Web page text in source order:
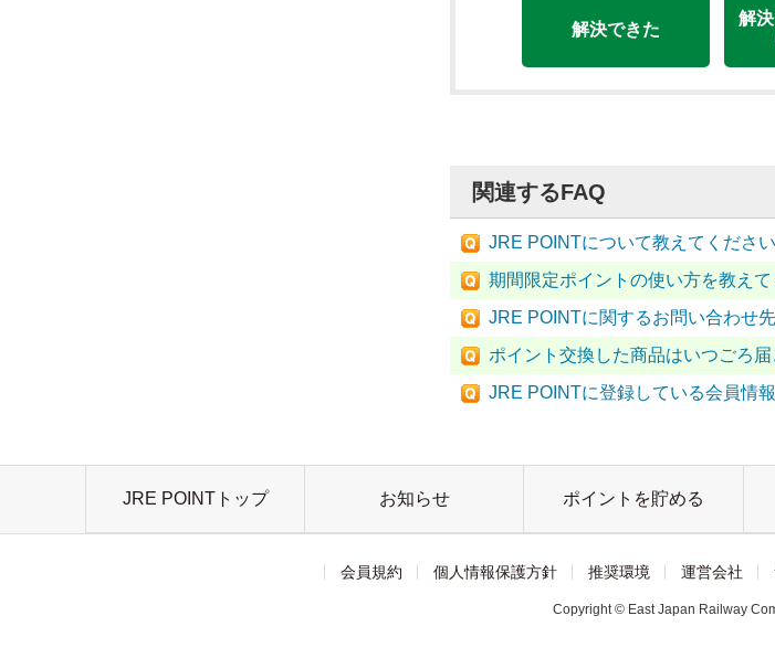
解決できた
解
関連するFAQ
JRE POINTについて教えてください
期間限定ポイントの使い方を教え
JRE POINTに関するお問い合わせ
ポイント交換した商品はいつごろ届
JRE POINTに登録している会員情
JRE POINTトップ お知らせ ポイントを貯める
会員規約 個人情報保護方針 推奨環境 運営会社
Copyright © East Japan Railway